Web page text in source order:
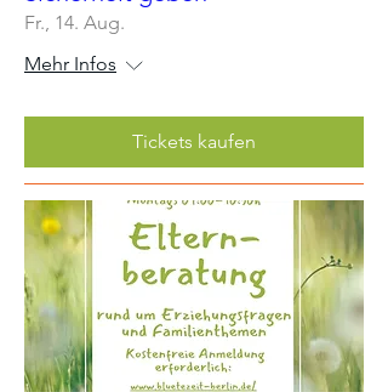
Fr., 14. Aug.
Mehr Infos
Tickets kaufen